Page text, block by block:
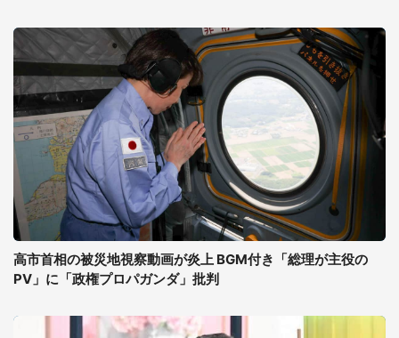
高市首相の被災地視察動画が炎上 BGM付き「総理が主役の
PV」に「政権プロパガンダ」批判